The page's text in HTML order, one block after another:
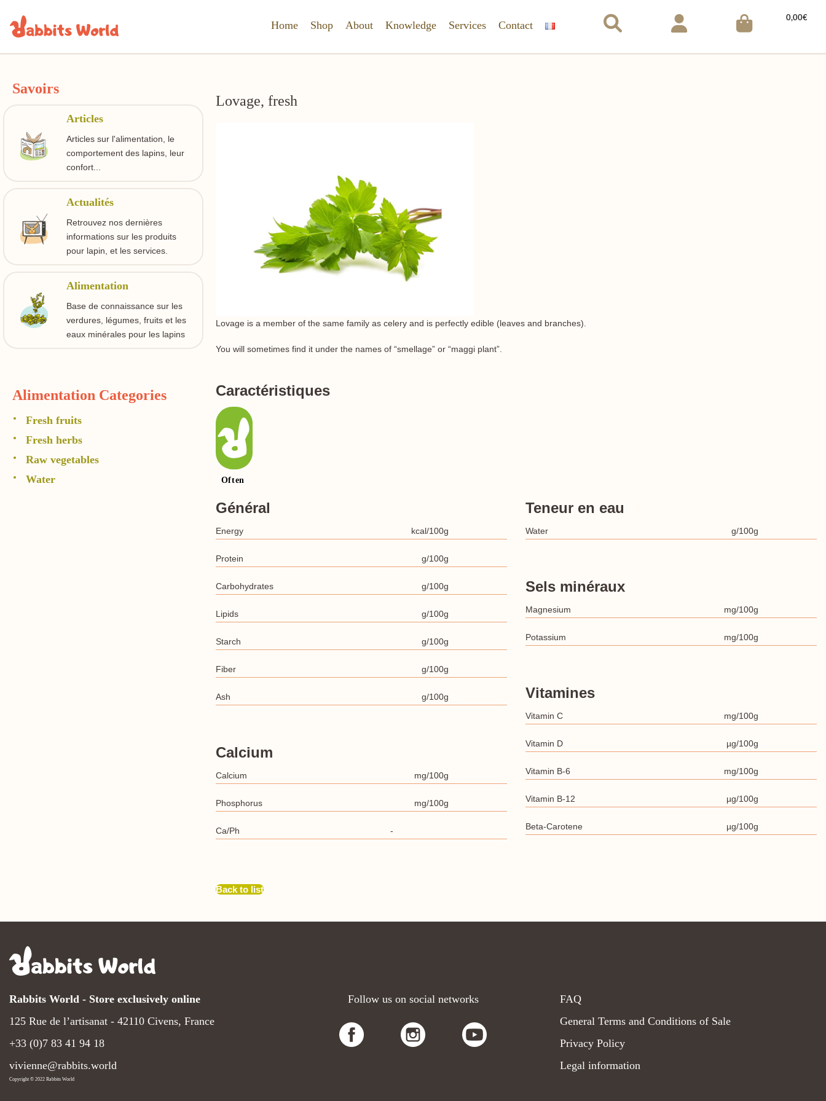
Home Shop About Knowledge Services Contact
0,00€
Savoirs
Articles
Articles sur l'alimentation, le
comportement des lapins, leur
confort...
Actualités
Retrouvez nos dernières
informations sur les produits
pour lapin, et les services.
Alimentation
Base de connaissance sur les
verdures, légumes, fruits et les
eaux minérales pour les lapins
Alimentation Categories
Fresh fruits
Fresh herbs
Raw vegetables
Water
Lovage, fresh
Lovage is a member of the same family as celery and is perfectly edible (leaves and branches).
You will sometimes find it under the names of “smellage” or “maggi plant”.
Caractéristiques
Général
Energy kcal/100g
Protein g/100g
Carbohydrates g/100g
Lipids g/100g
Starch g/100g
Fiber g/100g
Ash g/100g
Calcium
Calcium mg/100g
Phosphorus mg/100g
Ca/Ph -
Teneur en eau
Water g/100g
Sels minéraux
Magnesium mg/100g
Potassium mg/100g
Vitamines
Vitamin C mg/100g
Vitamin D µg/100g
Vitamin B-6 mg/100g
Vitamin B-12 µg/100g
Beta-Carotene µg/100g
Back to list
Rabbits World - Store exclusively online
125 Rue de l’artisanat - 42110 Civens, France
+33 (0)7 83 41 94 18
vivienne@rabbits.world
Copyright © 2022 Rabbits World
Follow us on social networks
FAQ
General Terms and Conditions of Sale
Privacy Policy
Legal information